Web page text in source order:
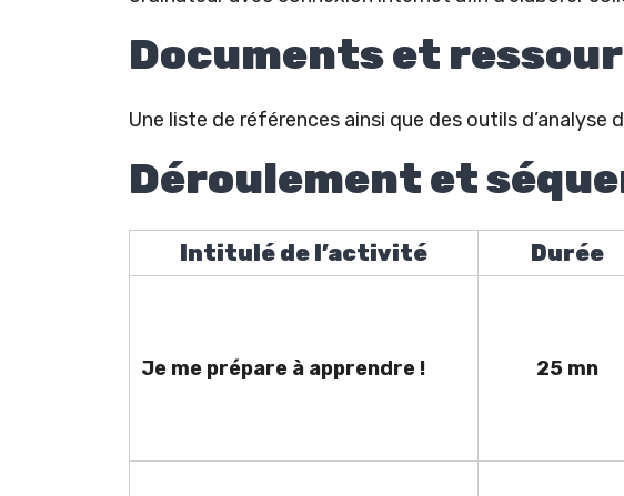
Documents et
Une liste de références ainsi que des outils
Déroulement et
Intitulé de l’activité Durée
Je me prépare à apprendre ! 25 mn